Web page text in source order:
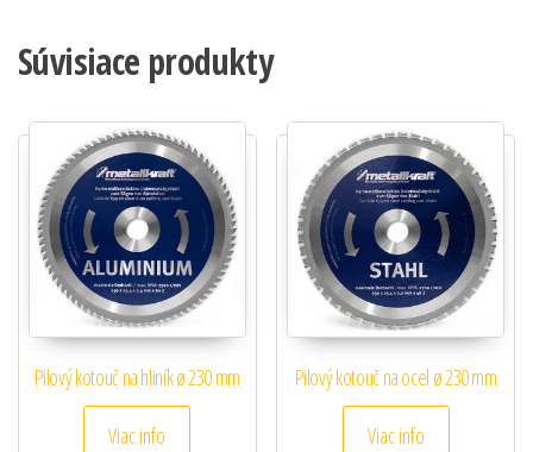
Súvisiace produkty
Pilový kotouč na hliník ø 230 mm
Viac info
Pilový kotouč na ocel ø 230 mm
Viac info